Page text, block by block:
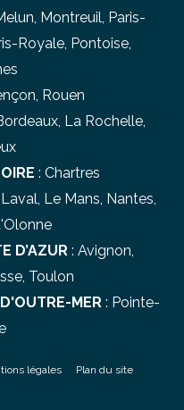
, Montreuil, Paris-
Royale, Pontoise,
, Rouen
, La Rochelle,
: Chartres
Laval, Le Mans, Nantes,
D’AZUR: Avignon,
, Toulon
MER : Pointe-
légales Plan du site